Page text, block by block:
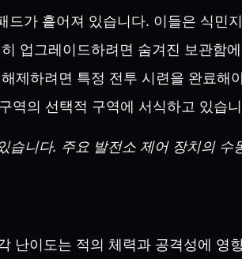
가 흩어져 있습니다. 이들은 식민
업그레이드하려면 숨겨진 보관함
제하려면 특정 전투 시련을 완료해
역의 선택적 구역에 서식하고 있습
니다. 주요 발전소 제어 장치의
난이도는 적의 체력과 공격성에